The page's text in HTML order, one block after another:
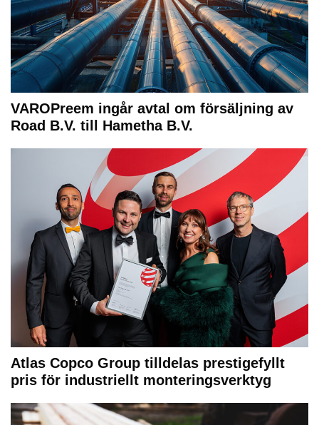
VAROPreem ingår avtal om försäljning av
Road B.V. till Hametha B.V.
Atlas Copco Group tilldelas prestigefyllt
pris för industriellt monteringsverktyg